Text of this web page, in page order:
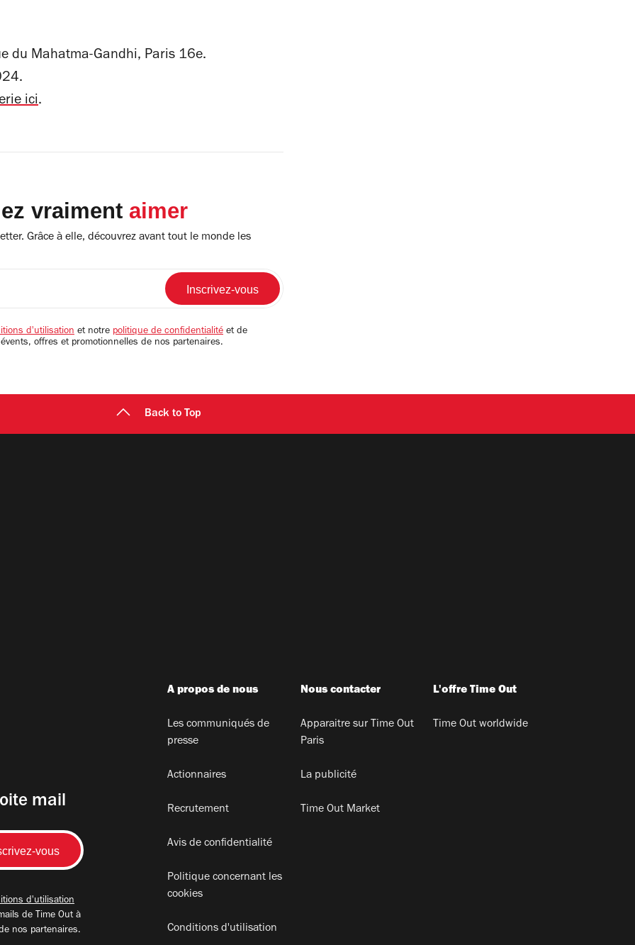
du Mahatma-Gandhi, Paris 16e.
ici.
vraiment aimer
Grâce à elle, découvrez avant tout le monde les
d'utilisation et notre politique de confidentialité et de
offres et promotionnelles de nos partenaires.
Back to Top
mail
d'utilisation
de Time Out à
nos partenaires.
A propos de nous
Les communiqués de
presse
Actionnaires
Recrutement
Avis de confidentialité
Politique concernant les
cookies
Conditions d'utilisation
Nous contacter
Apparaitre sur Time Out
Paris
La publicité
Time Out Market
L'offre Time Out
Time Out worldwide